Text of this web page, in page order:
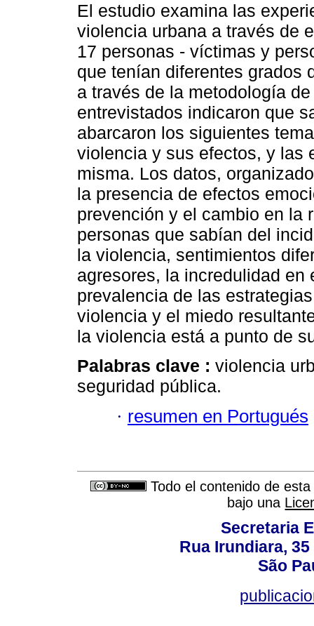
El estudio examina las
violencia urbana a través de
17 personas - víctimas y
que tenían diferentes grados
a través de la metodología
entrevistados indicaron que
abarcaron los siguientes
violencia y sus efectos, y las
misma. Los datos,
la presencia de efectos
prevención y el cambio en la
personas que sabían del
la violencia, sentimientos
agresores, la incredulidad
prevalencia de las
violencia y el miedo
la violencia está a punto de
Palabras clave : violencia
seguridad pública.
· resumen en Portugués
Todo el contenido de
bajo una
Secretaria
Rua Irundiara,
São